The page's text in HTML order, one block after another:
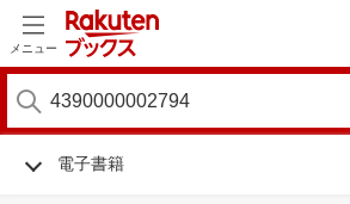
メニュー
電子書籍